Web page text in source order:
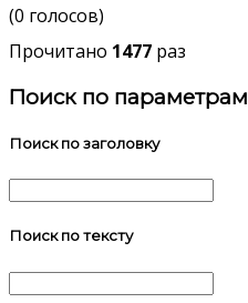
(0 голосов)
Прочитано 1477 раз
Поиск по параметрам
Поиск по заголовку
Поиск по тексту